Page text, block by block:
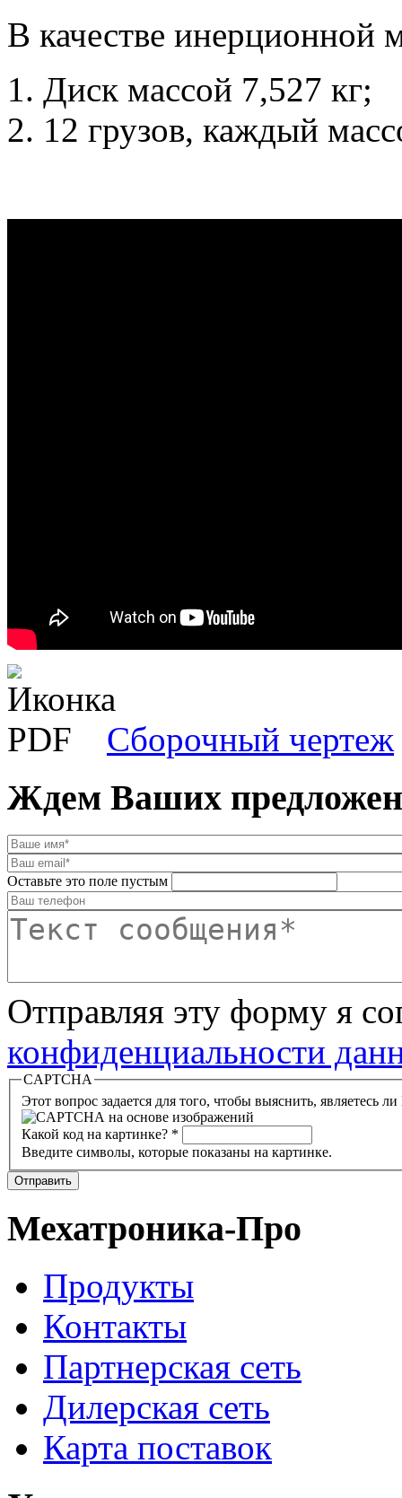
В качестве инерционной
Диск массой 7,527 кг;
12 грузов, каждый
Сборочный чертеж
Ждем Ваших
Оставьте это поле пустым
Отправляя эту форму я
конфиденциальности
CAPTCHA
Этот вопрос задается для того, чтобы выяснить, являетесь
Какой код на картинке? *
Введите символы, которые показаны на картинке.
Отправить
Мехатроника-Про
Продукты
Контакты
Партнерская сеть
Дилерская сеть
Карта поставок